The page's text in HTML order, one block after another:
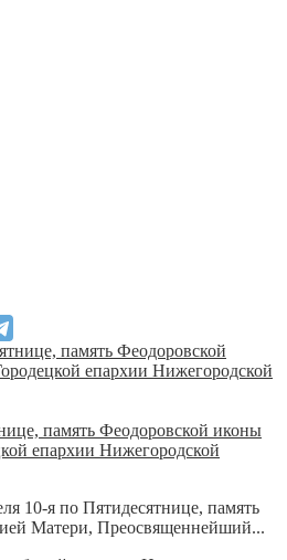
память Феодоровской иконы
епархии Нижегородской
10-я по Пятидесятнице, память
Матери, Преосвященнейший...